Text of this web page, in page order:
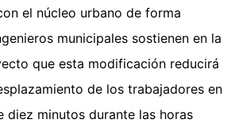
el núcleo urbano de forma
municipales sostienen en la
que esta modificación reducirá
de los trabajadores en
diez minutos durante las horas